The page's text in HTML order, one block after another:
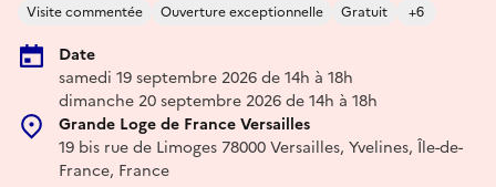
Visite commentée Ouverture exceptionnelle Gratuit +6
Date
samedi 19 septembre 2026 de 14h à 18h
dimanche 20 septembre 2026 de 14h à 18h
Grande Loge de France Versailles
19 bis rue de Limoges 78000 Versailles, Yvelines, Île-de-
France, France